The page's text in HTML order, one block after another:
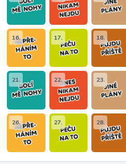
16. 17. 18.
21. 22. 23.
26. 27. 28.